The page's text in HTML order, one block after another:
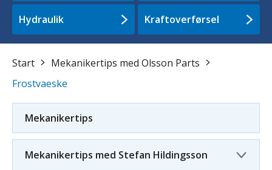
Hydraulik Kraftoverførsel
Start
Mekanikertips med Olsson Parts
Frostvaeske
Mekanikertips
Mekanikertips med Stefan Hildingsson